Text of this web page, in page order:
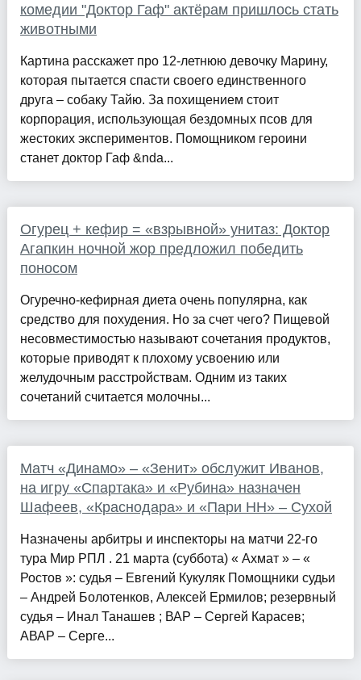
комедии "Доктор Гаф" актёрам пришлось стать
животными
Картина расскажет про 12-летнюю девочку Марину,
которая пытается спасти своего единственного
друга – собаку Тайю. За похищением стоит
корпорация, использующая бездомных псов для
жестоких экспериментов. Помощником героини
станет доктор Гаф &nda...
Огурец + кефир = «взрывной» унитаз: Доктор
Агапкин ночной жор предложил победить
поносом
Огуречно-кефирная диета очень популярна, как
средство для похудения. Но за счет чего? Пищевой
несовместимостью называют сочетания продуктов,
которые приводят к плохому усвоению или
желудочным расстройствам. Одним из таких
сочетаний считается молочны...
Матч «Динамо» – «Зенит» обслужит Иванов,
на игру «Спартака» и «Рубина» назначен
Шафеев, «Краснодара» и «Пари НН» – Сухой
Назначены арбитры и инспекторы на матчи 22-го
тура Мир РПЛ . 21 марта (суббота) « Ахмат » – «
Ростов »: судья – Евгений Кукуляк Помощники судьи
– Андрей Болотенков, Алексей Ермилов; резервный
судья – Инал Танашев ; ВАР – Сергей Карасев;
АВАР – Серге...